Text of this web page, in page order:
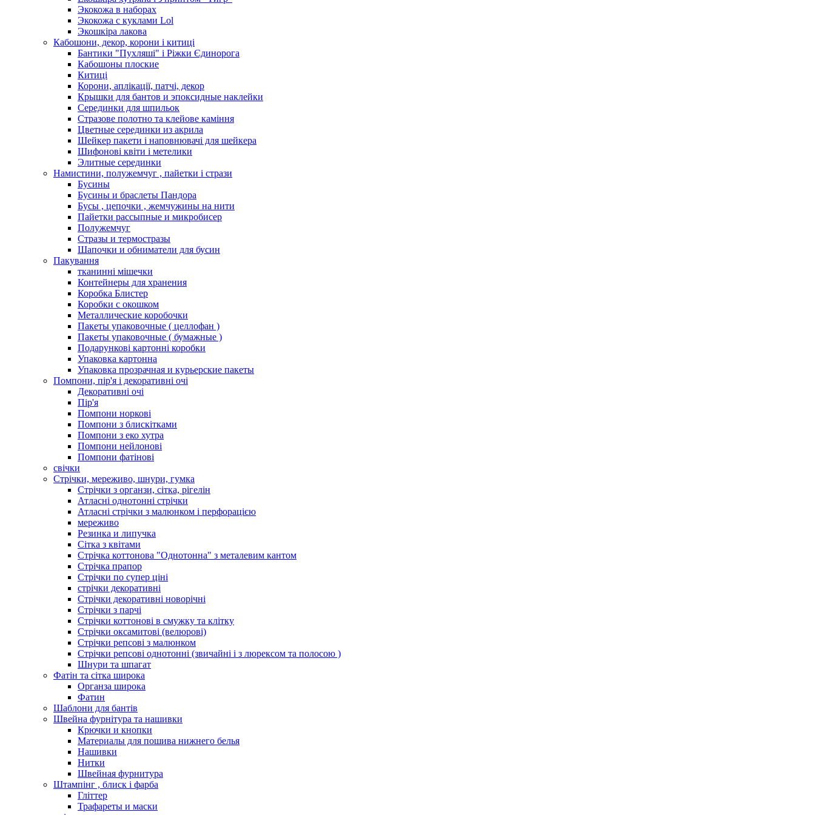
Экокожа в наборах
Экокожа с куклами Lol
Экошкiра лакова
Кабошони, декор, корони і китиці
Бантики "Пухляші" і Ріжки Єдинорога
Кабошоны плоские
Китиці
Корони, аплікації, патчі, декор
Крышки для бантов и эпоксидные наклейки
Серединки для шпильок
Стразове полотно та клейове каміння
Цветные серединки из акрила
Шейкер пакети і наповнювачі для шейкера
Шифонові квіти і метелики
Элитные серединки
Намистини, полужемчуг , пайетки і стрази
Бусины
Бусины и браслеты Пандора
Бусы , цепочки , жемчужины на нити
Пайетки рассыпные и микробисер
Полужемчуг
Стразы и термостразы
Шапочки и обниматели для бусин
Пакування
тканинні мішечки
Контейнеры для хранения
Коробка Блистер
Коробки с окошком
Металлические коробочки
Пакеты упаковочные ( целлофан )
Пакеты упаковочные ( бумажные )
Подарункові картонні коробки
Упаковка картонна
Упаковка прозрачная и курьерские пакеты
Помпони, пір'я і декоративні очі
Декоративні очі
Пір'я
Помпони норкові
Помпони з блискітками
Помпони з еко хутра
Помпони нейлонові
Помпони фатінові
свічки
Стрічки, мереживо, шнури, гумка
Стрічки з органзи, сітка, рігелін
Атласні однотонні стрічки
Атласні стрічки з малюнком і перфорацією
мереживо
Резинка и липучка
Сітка з квітами
Стрічка коттонова "Однотонна" з металевим кантом
Стрічка прапор
Стрічки по супер ціні
стрічки декоративні
Стрічки декоративні новорічні
Стрічки з парчі
Стрічки коттонові в смужку та клітку
Стрічки оксамитові (велюрові)
Стрічки репсові з малюнком
Стрічки репсові однотонні (звичайні і з люрексом та полосою )
Шнури та шпагат
Фатін та сітка широка
Органза широка
Фатин
Шаблони для бантів
Швейна фурнітура та нашивки
Крючки и кнопки
Материалы для пошива нижнего белья
Нашивки
Нитки
Швейная фурнитура
Штампінг , блиск і фарба
Гліттер
Трафареты и маски